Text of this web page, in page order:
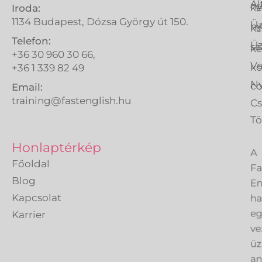
Iroda:
1134 Budapest, Dózsa György út 150.
Telefon:
+36 30 960 30 66,
+36 1 339 82 49
Email:
training@fastenglish.hu
Honlaptérkép
Főoldal
Blog
Kapcsolat
Karrier